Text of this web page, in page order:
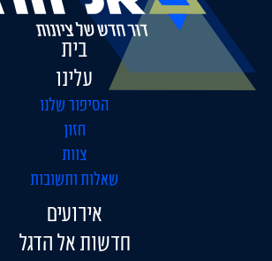
בית
עלינו
הסיפור שלנו
חזון
צוות
שאלות ותשובות
אירועים
חדשות אל הדגל